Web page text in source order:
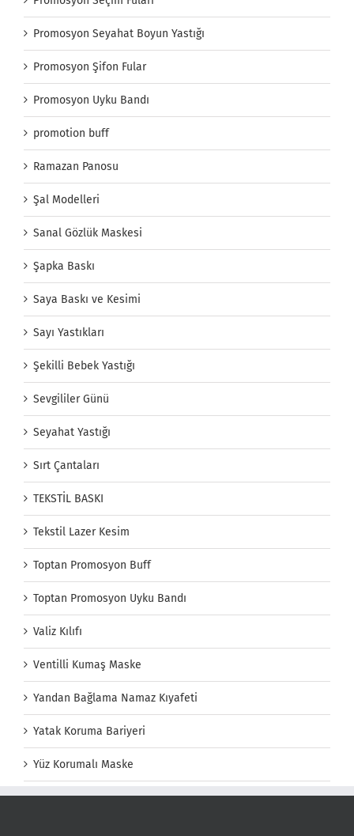
Promosyon Seyahat Boyun Yastığı
Promosyon Şifon Fular
Promosyon Uyku Bandı
promotion buff
Ramazan Panosu
Şal Modelleri
Sanal Gözlük Maskesi
Şapka Baskı
Saya Baskı ve Kesimi
Sayı Yastıkları
Şekilli Bebek Yastığı
Sevgililer Günü
Seyahat Yastığı
Sırt Çantaları
TEKSTİL BASKI
Tekstil Lazer Kesim
Toptan Promosyon Buff
Toptan Promosyon Uyku Bandı
Valiz Kılıfı
Ventilli Kumaş Maske
Yandan Bağlama Namaz Kıyafeti
Yatak Koruma Bariyeri
Yüz Korumalı Maske